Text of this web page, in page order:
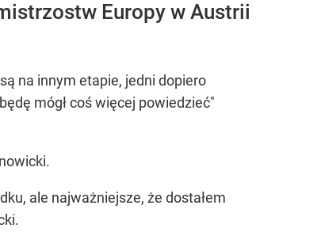
Europy w Austrii
na innym etapie, jedni dopiero
mógł coś więcej powiedzieć"
ale najważniejsze, że dostałem